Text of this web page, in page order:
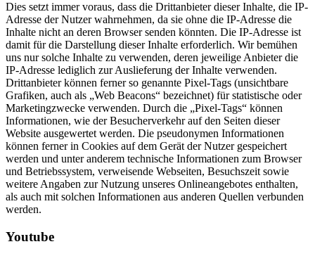
Dies setzt immer voraus, dass die Drittanbieter dieser Inhalte, die IP-
Adresse der Nutzer wahrnehmen, da sie ohne die IP-Adresse die
Inhalte nicht an deren Browser senden könnten. Die IP-Adresse ist
damit für die Darstellung dieser Inhalte erforderlich. Wir bemühen
uns nur solche Inhalte zu verwenden, deren jeweilige Anbieter die
IP-Adresse lediglich zur Auslieferung der Inhalte verwenden.
Drittanbieter können ferner so genannte Pixel-Tags (unsichtbare
Grafiken, auch als „Web Beacons“ bezeichnet) für statistische oder
Marketingzwecke verwenden. Durch die „Pixel-Tags“ können
Informationen, wie der Besucherverkehr auf den Seiten dieser
Website ausgewertet werden. Die pseudonymen Informationen
können ferner in Cookies auf dem Gerät der Nutzer gespeichert
werden und unter anderem technische Informationen zum Browser
und Betriebssystem, verweisende Webseiten, Besuchszeit sowie
weitere Angaben zur Nutzung unseres Onlineangebotes enthalten,
als auch mit solchen Informationen aus anderen Quellen verbunden
werden.
Youtube